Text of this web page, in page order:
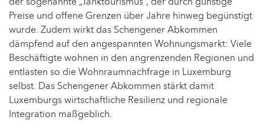
Preise und offene Grenzen über Jahre hinweg begünstigt
wurde. Zudem wirkt das Schengener Abkommen
dämpfend auf den angespannten Wohnungsmarkt: Viele
Beschäftigte wohnen in den angrenzenden Regionen und
entlasten so die Wohnraumnachfrage in Luxemburg
selbst. Das Schengener Abkommen stärkt damit
Luxemburgs wirtschaftliche Resilienz und regionale
Integration maßgeblich.